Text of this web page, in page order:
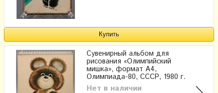
Сувенирный альбом для
рисования «Олимпийский
мишка», формат А4,
Олимпиада-80, СССР, 1980 г.
Нет в наличии